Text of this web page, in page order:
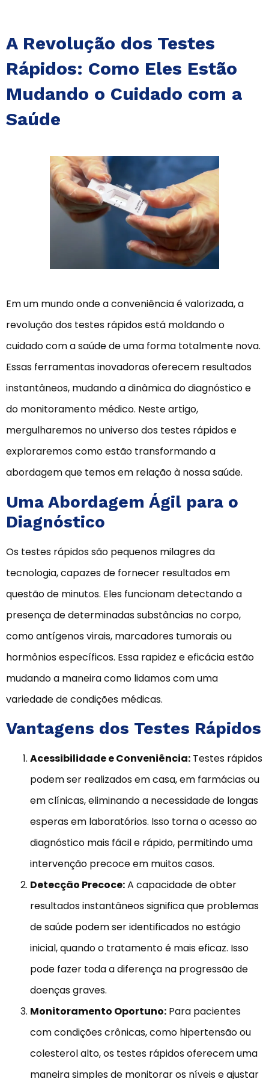
A Revolução dos Testes
Rápidos: Como Eles Estão
Mudando o Cuidado com a
Saúde
Em um mundo onde a conveniência é valorizada, a
revolução dos testes rápidos está moldando o
cuidado com a saúde de uma forma totalmente nova.
Essas ferramentas inovadoras oferecem resultados
instantâneos, mudando a dinâmica do diagnóstico e
do monitoramento médico. Neste artigo,
mergulharemos no universo dos testes rápidos e
exploraremos como estão transformando a
abordagem que temos em relação à nossa saúde.
Uma Abordagem Ágil para o
Diagnóstico
Os testes rápidos são pequenos milagres da
tecnologia, capazes de fornecer resultados em
questão de minutos. Eles funcionam detectando a
presença de determinadas substâncias no corpo,
como antígenos virais, marcadores tumorais ou
hormônios específicos. Essa rapidez e eficácia estão
mudando a maneira como lidamos com uma
variedade de condições médicas.
Vantagens dos Testes Rápidos
Acessibilidade e Conveniência: Testes rápidos
podem ser realizados em casa, em farmácias ou
em clínicas, eliminando a necessidade de longas
esperas em laboratórios. Isso torna o acesso ao
diagnóstico mais fácil e rápido, permitindo uma
intervenção precoce em muitos casos.
Detecção Precoce:A capacidade de obter
resultados instantâneos significa que problemas
de saúde podem ser identificados no estágio
inicial, quando o tratamento é mais eficaz. Isso
pode fazer toda a diferença na progressão de
doenças graves.
Monitoramento Oportuno: Para pacientes
com condições crônicas, como hipertensão ou
colesterol alto, os testes rápidos oferecem uma
maneira simples de monitorar os níveis e ajustar